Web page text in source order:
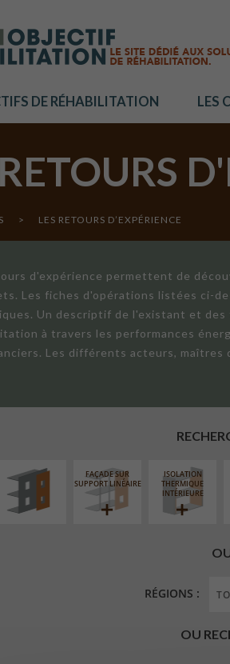
DE RÉHABILITATION LES
> LES RETOURS D’EXPÉRIENCE
d'expérience permettent de
Les fiches d'opérations listées ci-
Un descriptif de l'existant et des
à travers les performances
Les différents acteurs,
FAÇADE SUR
SUPPORT LINÉAIRE
ISOLATION
THERMIQUE
INTÉRIEURE
RÉGIONS :
OU